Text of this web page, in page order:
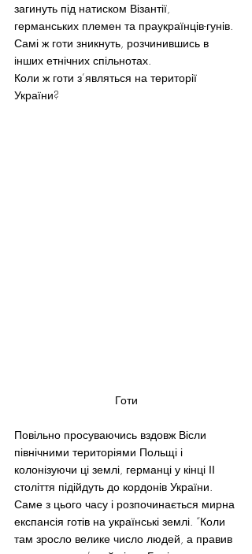
загинуть під натиском Візантії,
германських племен та праукраїнців-гунів.
Самі ж готи зникнуть, розчинившись в
інших етнічних спільнотах.
Коли ж готи з’являться на території
України?
Готи
Повільно просуваючись вздовж Вісли
північними територіями Польщі і
колонізуючи ці землі, германці у кінці ІІ
століття підійдуть до кордонів України.
Саме з цього часу і розпочинається мирна
експансія готів на українські землі. “Коли
там зросло велике число людей, а правив